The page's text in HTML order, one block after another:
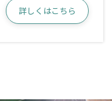
詳しくはこちら